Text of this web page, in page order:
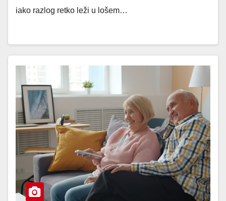
iako razlog retko leži u lošem…